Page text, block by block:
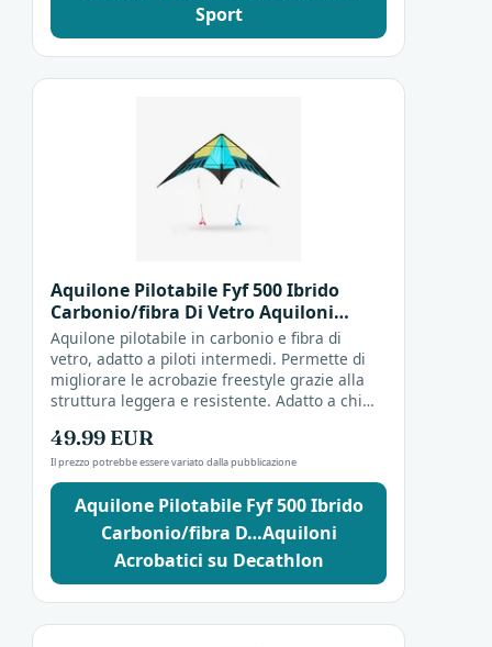
Sport
Aquilone Pilotabile Fyf 500 Ibrido
Carbonio/fibra Di Vetro Aquiloni
Acrobatici
Aquilone pilotabile in carbonio e fibra di
vetro, adatto a piloti intermedi. Permette di
migliorare le acrobazie freestyle grazie alla
struttura leggera e resistente. Adatto a chi
le...
49.99 EUR
Il prezzo potrebbe essere variato dalla pubblicazione
Aquilone Pilotabile Fyf 500 Ibrido
Carbonio/fibra D…Aquiloni
Acrobatici su Decathlon